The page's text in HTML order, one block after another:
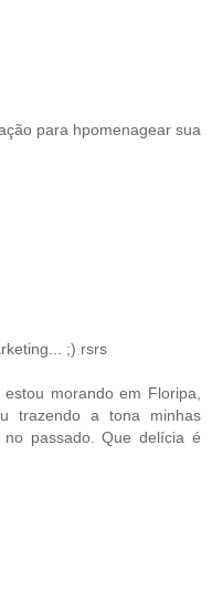
para hpomenagear sua
;) rsrs
morando em Floripa,
trazendo a tona minhas
passado. Que delícia é